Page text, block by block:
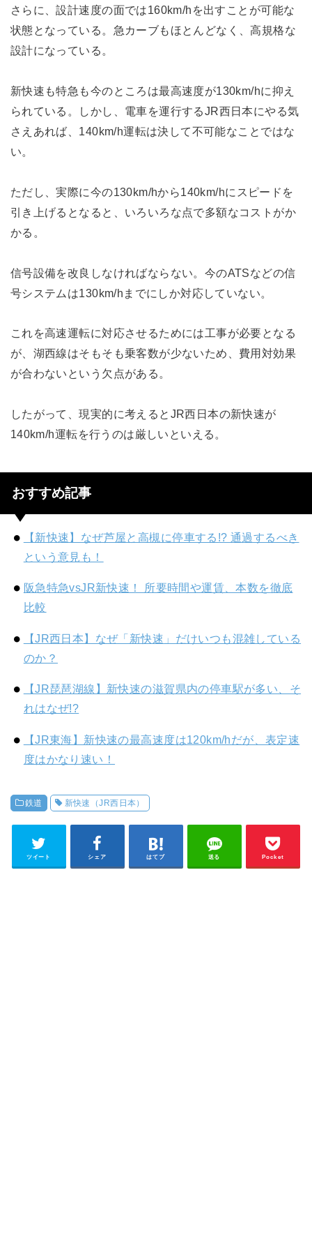
さらに、設計速度の面では160km/hを出すことが可能な
状態となっている。急カーブもほとんどなく、高規格な
設計になっている。
新快速も特急も今のところは最高速度が130km/hに抑え
られている。しかし、電車を運行するJR西日本にやる気
さえあれば、140km/h運転は決して不可能なことではな
い。
ただし、実際に今の130km/hから140km/hにスピードを
引き上げるとなると、いろいろな点で多額なコストがか
かる。
信号設備を改良しなければならない。今のATSなどの信
号システムは130km/hまでにしか対応していない。
これを高速運転に対応させるためには工事が必要となる
が、湖西線はそもそも乗客数が少ないため、費用対効果
が合わないという欠点がある。
したがって、現実的に考えるとJR西日本の新快速が
140km/h運転を行うのは厳しいといえる。
おすすめ記事
【新快速】なぜ芦屋と高槻に停車する!? 通過するべき
という意見も！
阪急特急vsJR新快速！ 所要時間や運賃、本数を徹底
比較
【JR西日本】なぜ「新快速」だけいつも混雑している
のか？
【JR琵琶湖線】新快速の滋賀県内の停車駅が多い、そ
れはなぜ!?
【JR東海】新快速の最高速度は120km/hだが、表定速
度はかなり速い！
鉄道 新快速（JR西日本）
ツイート シェア はてブ 送る Pocket